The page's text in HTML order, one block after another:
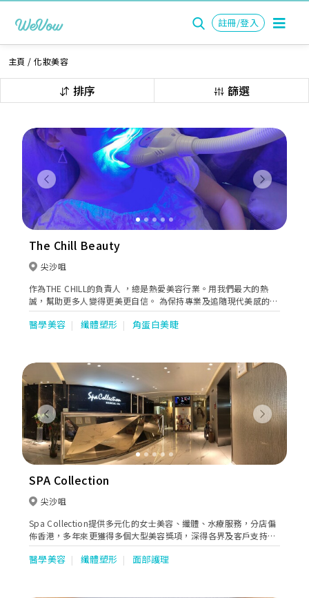
註冊/登入
主頁 /化妝美容
排序 篩選
Previous Next
The Chill Beauty
尖沙咀
作為THE CHILL的負責人 ，總是熱愛美容行業。用我們最大的熱
誠，幫助更多人變得更美更自信。 為保持專業及追隨現代美感的步
伐，我們每年都會進修新技術，以便帶來最有品質的服務。 多項專
業技術都能得心應手，包括專業藍光美白牙齒、半永久服務-霧眉，
專業技術。
醫學美容 纖體塑形 角蛋白美睫
Previous Next
SPA Collection
尖沙咀
Spa Collection提供多元化的女士美容、纖體、水療服務，分店偏
佈香港，多年來更獲得多個大型美容獎項，深得各界及客戶支持！
更將醫學美容及生活美容融合，先後開設3間Medical Spa旗艦店，
為客人帶黎前所未有的醫美與生活共融新體驗。
醫學美容 纖體塑形 面部護理